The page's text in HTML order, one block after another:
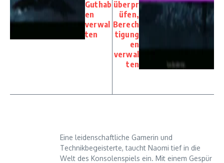
Guthab
en
verwal
ten
überpr
üfen,
Berech
tigung
en
verwal
ten
Eine leidenschaftliche Gamerin und
Technikbegeisterte, taucht Naomi tief in die
Welt des Konsolenspiels ein. Mit einem Gespür